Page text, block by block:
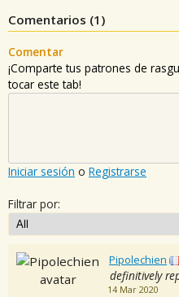
Comentarios (1 )
Comentar
¡Comparte tus patrones de
tocar este tab!
Iniciar sesión o Registrarse
Filtrar por:
Pipolechien
definitively
14 Mar 2020